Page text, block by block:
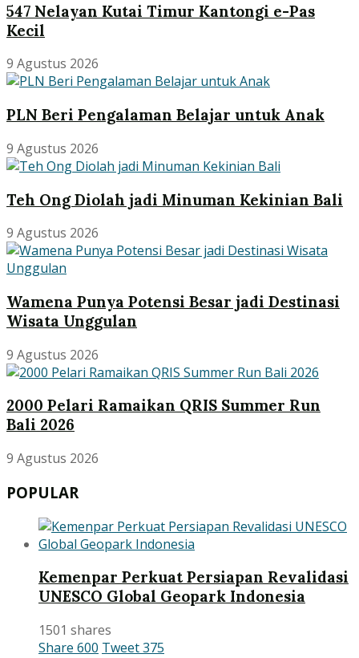
547 Nelayan Kutai Timur Kantongi e-Pas
Kecil
9 Agustus 2026
PLN Beri Pengalaman Belajar untuk Anak
9 Agustus 2026
Teh Ong Diolah jadi Minuman Kekinian Bali
9 Agustus 2026
Wamena Punya Potensi Besar jadi Destinasi
Wisata Unggulan
9 Agustus 2026
2000 Pelari Ramaikan QRIS Summer Run
Bali 2026
9 Agustus 2026
POPULAR
Kemenpar Perkuat Persiapan Revalidasi
UNESCO Global Geopark Indonesia
1501 shares
Share 600 Tweet375